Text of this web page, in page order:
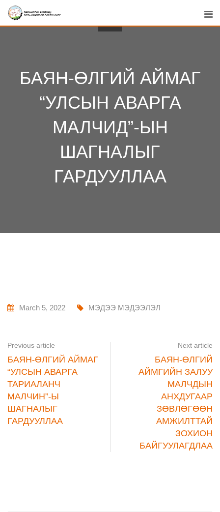
БАЯН-ӨЛГИЙ АЙМАГ
“УЛСЫН АВАРГА
МАЛЧИД”-ЫН
ШАГНАЛЫГ
ГАРДУУЛЛАА
March 5, 2022 МЭДЭЭ МЭДЭЭЛЭЛ
Previous article
БАЯН-ӨЛГИЙ АЙМАГ
“УЛСЫН АВАРГА
ТАРИАЛАНЧ
МАЛЧИН”-Ы
ШАГНАЛЫГ
ГАРДУУЛЛАА
Next article
БАЯН-ӨЛГИЙ
АЙМГИЙН ЗАЛУУ
МАЛЧДЫН
АНХДУГААР
ЗӨВЛӨГӨӨН
АМЖИЛТТАЙ
ЗОХИОН
БАЙГУУЛАГДЛАА